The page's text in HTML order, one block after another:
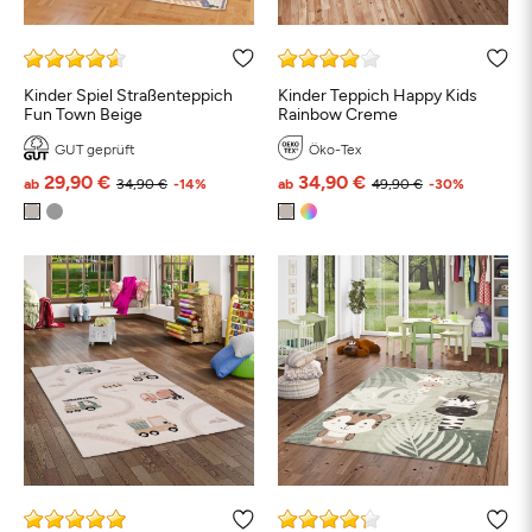
Kinder Spiel Straßenteppich
Fun Town Beige
GUT geprüft
34,90 €
ab 29,90 € -14%
Kinder Teppich Happy Kids
Rainbow Creme
Öko-Tex
49,90 €
ab 34,90 € -30%